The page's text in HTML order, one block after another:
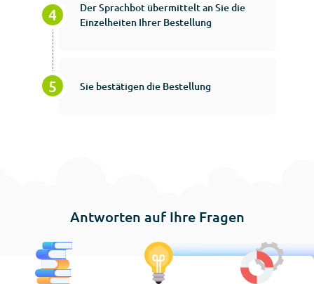
Der Sprachbot übermittelt an Sie die
Einzelheiten Ihrer Bestellung
Sie bestätigen die Bestellung
Antworten auf Ihre Fragen